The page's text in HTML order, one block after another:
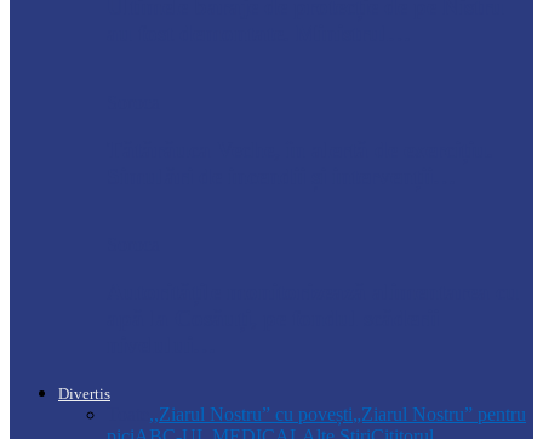
Divertis
,,Ziarul Nostru” cu povești„Ziarul Nostru” pentru